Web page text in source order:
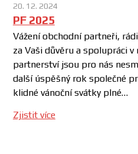
20. 12. 2024
PF 2025
Vážení obchodní partneři,
za Vaši důvěru a spolupráci
partnerství jsou pro nás
další úspěšný rok společné
klidné vánoční svátky plné…
Zjistit více